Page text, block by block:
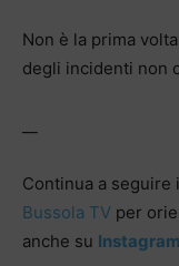
Non è la prima
degli incidenti non
Continua a seguire
Bussola TV per
anche su Instagram